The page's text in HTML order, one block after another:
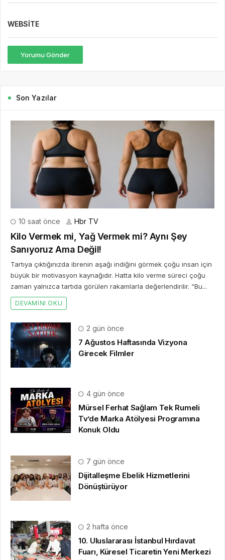
WEBSITE
Yorumu Gönder
Son Yazılar
10 saat önce Hbr TV
Kilo Vermek mi, Yağ Vermek mi? Aynı Şey
Sanıyoruz Ama Değil!
Tartıya çıktığınızda ibrenin aşağı indiğini görmek çoğu insan için
büyük bir motivasyon kaynağıdır. Hatta kilo verme süreci çoğu
zaman yalnızca tartıda görülen rakamlarla değerlendirilir. “Bu...
DEVAMINI OKU
2 gün önce
7 Ağustos Haftasında Vizyona
Girecek Filmler
4 gün önce
Mürsel Ferhat Sağlam Tek Rumeli
Tv’de Marka Atölyesi Programına
Konuk Oldu
7 gün önce
Dijitalleşme Ebelik Hizmetlerini
Dönüştürüyor
2 hafta önce
10. Uluslararası İstanbul Hırdavat
Fuarı, Küresel Ticaretin Yeni Merkezi